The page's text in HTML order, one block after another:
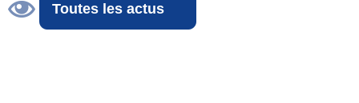
Toutes les actus